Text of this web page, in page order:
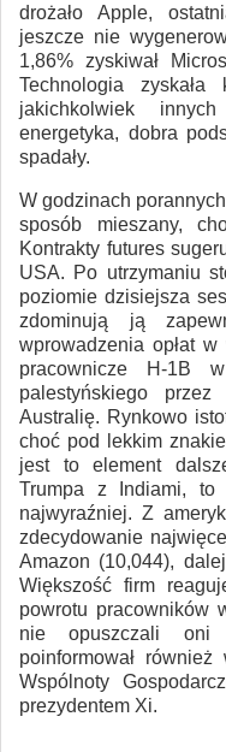
drożało Apple,
jeszcze nie
1,86% zyskiwał
Technologia
jakichkolwiek
energetyka, dobra
spadały.
W godzinach
sposób mieszany,
Kontrakty futures
USA. Po utrzymaniu
poziomie dzisiejsza
zdominują ją
wprowadzenia opłat
pracownicze H-1B
palestyńskiego
Australię. Rynkowo
choć pod lekkim
jest to element
Trumpa z Indiami,
najwyraźniej. Z
zdecydowanie
Amazon (10,044),
Większość firm
powrotu pracowników
nie opuszczali oni
poinformował
Wspólnoty
prezydentem Xi.